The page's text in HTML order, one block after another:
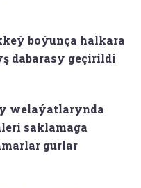
boýunça halkara
dabarasy geçirildi
welaýatlarynda
saklamaga
gurlar